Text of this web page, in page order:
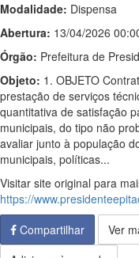
Modalidade: Dispensa
Abertura: 13/04/2026
Órgão: Prefeitura de
Objeto: 1. OBJETO
prestação de serviços
quantitativa de satisfação
municipais, do tipo não
avaliar junto à população
municipais, políticas...
Visitar site original para
https://
Compartilhar
Ver